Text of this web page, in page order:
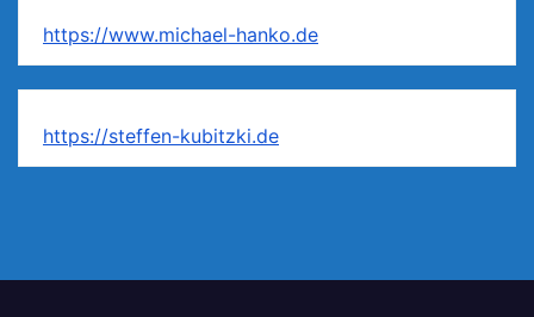
https://www.michael-hanko.de
https://steffen-kubitzki.de